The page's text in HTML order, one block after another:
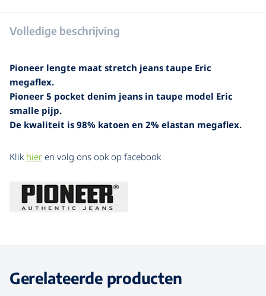
Volledige beschrijving
Pioneer lengte maat stretch jeans taupe Eric
megaflex.
Pioneer 5 pocket denim jeans in taupe model Eric
smalle pijp.
De kwaliteit is 98% katoen en 2% elastan megaflex.
Klik hier en volg ons ook op facebook
Gerelateerde producten